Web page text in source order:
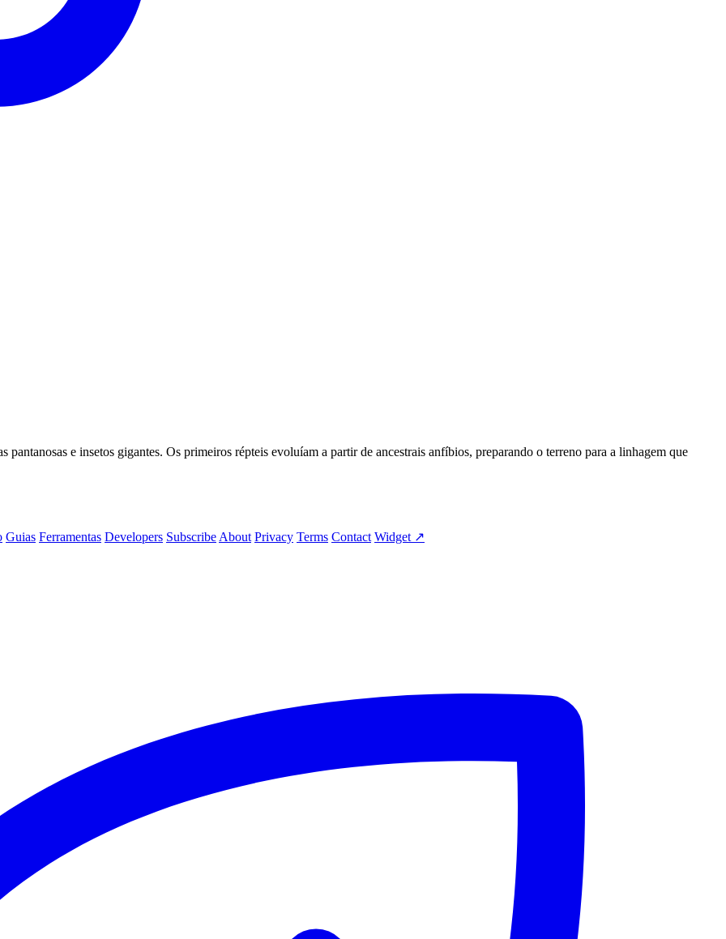
pantanosas e insetos gigantes. Os primeiros répteis evoluíam a partir de ancestrais anfíbios, preparando o terreno para a linhagem que
Guias Ferramentas Developers Subscribe About Privacy Terms Contact Widget ↗